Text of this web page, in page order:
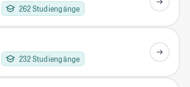
262 Studiengänge
232 Studiengänge